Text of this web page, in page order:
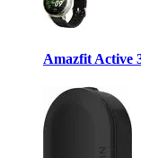
Amazfit Active